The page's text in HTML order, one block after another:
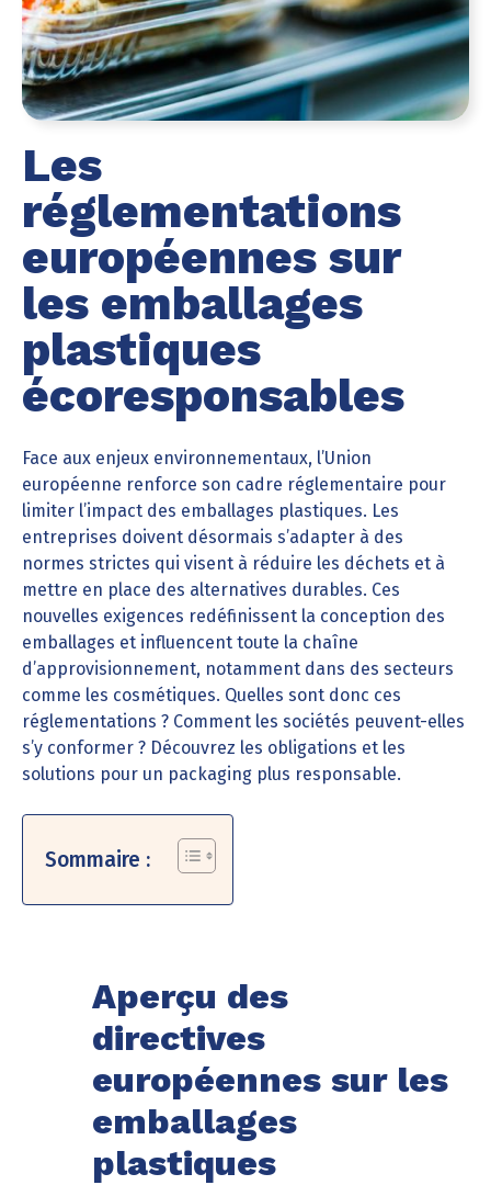
Les
réglementations
européennes sur
les emballages
plastiques
écoresponsables
Face aux enjeux environnementaux, l’Union
européenne renforce son cadre réglementaire pour
limiter l’impact des emballages plastiques. Les
entreprises doivent désormais s’adapter à des
normes strictes qui visent à réduire les déchets et à
mettre en place des alternatives durables. Ces
nouvelles exigences redéfinissent la conception des
emballages et influencent toute la chaîne
d’approvisionnement, notamment dans des secteurs
comme les cosmétiques. Quelles sont donc ces
réglementations ? Comment les sociétés peuvent-elles
s’y conformer ? Découvrez les obligations et les
solutions pour un packaging plus responsable.
Sommaire :
Aperçu des
directives
européennes sur les
emballages
plastiques